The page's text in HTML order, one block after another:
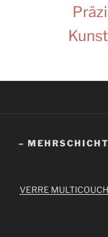
–
VERRE